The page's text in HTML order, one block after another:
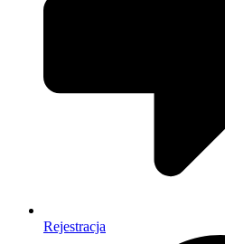
Rejestracja